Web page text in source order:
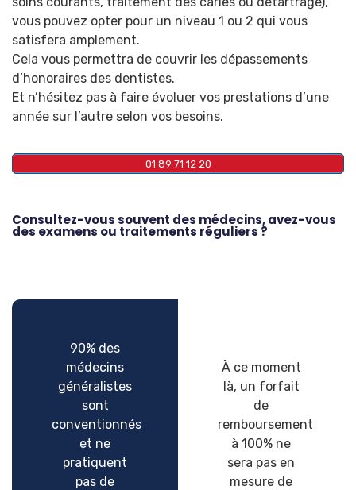
vous pouvez opter pour un niveau 1 ou 2 qui vous
satisfera amplement.
Cela vous permettra de couvrir les dépassements
d’honoraires des dentistes.
Et n’hésitez pas à faire évoluer vos prestations d’une
année sur l’autre selon vos besoins.
01 89 71 12 20
Consultez-vous souvent des médecins, avez-vous
des examens ou traitements réguliers ?
90% des
médecins
généralistes
sont
conventionnés
et ne
pratiquent
pas de
À ce moment
là, un forfait
de
remboursement
à 100% ne
sera pas en
mesure de